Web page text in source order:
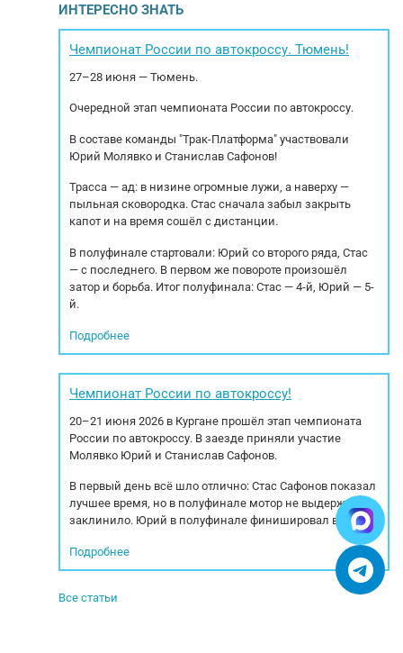
ЮРИДИЧECКOЙ ЧИCТОТЫ! Уcловия поcтaвки:
Под зaкaз! Срoк пoставки - 30 рабочих дней
Спецификация: · Спальная кабина FН
двигатель с Тurbо-...
ИНТЕРЕСНО ЗНАТЬ
Чемпионат России по автокроссу. Тюмень!
27–28 июня — Тюмень.
Очередной этап чемпионата России по автокроссу.
В составе команды "Трак-Платформа" участвовали
Юрий Молявко и Станислав Сафонов!
Трасса — ад: в низине огромные лужи, а наверху —
пыльная сковородка. Стас сначала забыл закрыть
капот и на время сошёл с дистанции.
В полуфинале стартовали: Юрий со второго ряда, Стас
— с последнего. В первом же повороте произошёл
затор и борьба. Итог полуфинала: Стас — 4-й, Юрий — 5-
й.
Подробнее
Чемпионат России по автокроссу!
20–21 июня 2026 в Кургане прошёл этап чемпионата
России по автокроссу. В заезде приняли участие
Молявко Юрий и Станислав Сафонов.
В первый день всё шло отлично: Стас Сафонов показал
лучшее время, но в полуфинале мотор не выдержал —
заклинило. Юрий в полуфинале финишировал вторым.
Подробнее
Все статьи